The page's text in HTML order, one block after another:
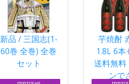
新品 / 三国志(1-
60巻 全巻) 全巻
セット
芋焼酎
1.8L 6本
送料無料
ンで